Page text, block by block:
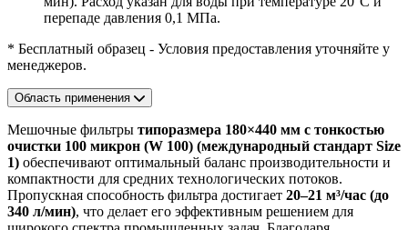
перепаде давления 0,1 МПа.
* Бесплатный образец - Условия предоставления уточняйте у
менеджеров.
Область применения
Мешочные фильтры типоразмера 180×440 мм с тонкостью
очистки 100 микрон (W 100) (международный стандарт Size
1) обеспечивают оптимальный баланс производительности и
компактности для средних технологических потоков.
Пропускная способность фильтра достигает 20–21 м³/час (до
340 л/мин), что делает его эффективным решением для